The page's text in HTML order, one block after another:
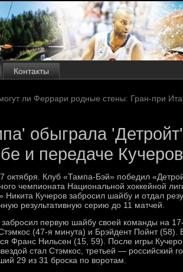
Контакты
ли Феррари родные стены: Гран-при
обыграла
и передаче
октября. Клуб «Тампа-Бэй» победил
чемпионата Национальной хоккейной
Никита Кучеров забросил шайбу и отдал
результативную серию до 11 матчей.
забросил первую шайбу своей команды на
(47-я минута) и Брэйдент Пойнт (58).
Франс Нильсен (15, 59). После игры
стал Стэмкос, третьей — российский
29 из 31 броска по воротам.